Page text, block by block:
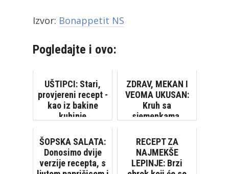
Izvor: Bonappetit NS
Pogledajte i ovo:
UŠTIPCI: Stari,
provjereni recept -
kao iz bakine
kuhinje
ZDRAV, MEKAN I
VEOMA UKUSAN:
Kruh sa
sjemenkama,
3 minute
ŠOPSKA SALATA:
Donosimo dvije
verzije recepta, s
RECEPT ZA
NAJMEKŠE
LEPINJE: Brzi